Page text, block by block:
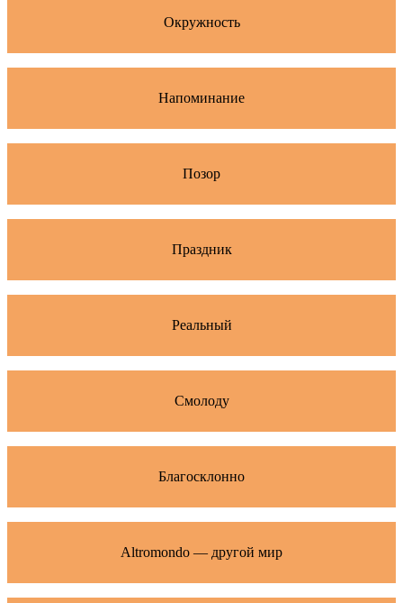
Окружность
Напоминание
Позор
Праздник
Реальный
Смолоду
Благосклонно
Altromondo — другой мир